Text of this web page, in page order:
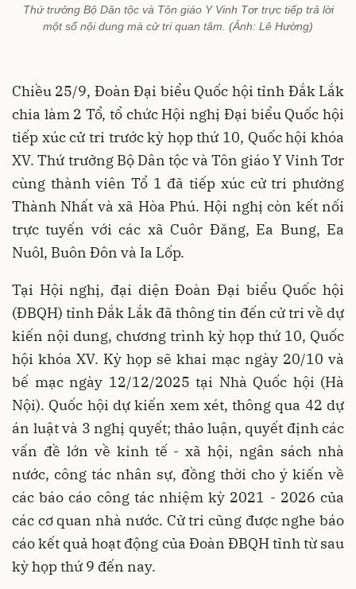
Thứ trưởng Bộ Dân tộc và Tôn giáo Y Vinh Tơr trực tiếp trả lời
một số nội dung mà cử tri quan tâm. (Ảnh: Lê Hường)
Chiều 25/9, Đoàn Đại biểu Quốc hội tỉnh Đắk Lắk
chia làm 2 Tổ, tổ chức Hội nghị Đại biểu Quốc hội
tiếp xúc cử tri trước kỳ họp thứ 10, Quốc hội khóa
XV. Thứ trưởng Bộ Dân tộc và Tôn giáo Y Vinh Tơr
cùng thành viên Tổ 1 đã tiếp xúc cử tri phường
Thành Nhất và xã Hòa Phú. Hội nghị còn kết nối
trực tuyến với các xã Cuôr Đăng, Ea Bung, Ea
Nuôl, Buôn Đôn và Ia Lốp.
Tại Hội nghị, đại diện Đoàn Đại biểu Quốc hội
(ĐBQH) tỉnh Đắk Lắk đã thông tin đến cử tri về dự
kiến nội dung, chương trình kỳ họp thứ 10, Quốc
hội khóa XV. Kỳ họp sẽ khai mạc ngày 20/10 và
bế mạc ngày 12/12/2025 tại Nhà Quốc hội (Hà
Nội). Quốc hội dự kiến xem xét, thông qua 42 dự
án luật và 3 nghị quyết; thảo luận, quyết định các
vấn đề lớn về kinh tế - xã hội, ngân sách nhà
nước, công tác nhân sự, đồng thời cho ý kiến về
các báo cáo công tác nhiệm kỳ 2021 - 2026 của
các cơ quan nhà nước. Cử tri cũng được nghe báo
cáo kết quả hoạt động của Đoàn ĐBQH tỉnh từ sau
kỳ họp thứ 9 đến nay.